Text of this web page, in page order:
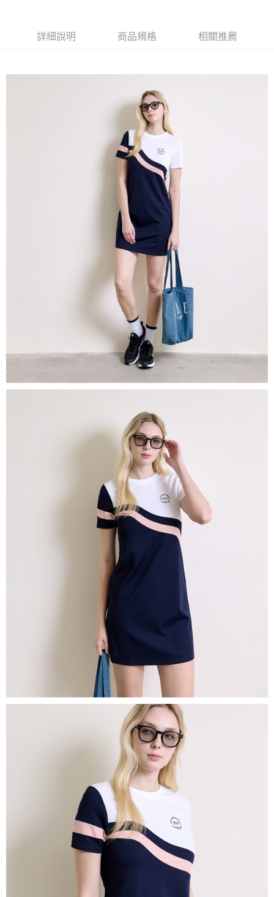
萊爾富取貨付款
付款後萊爾富取貨
每筆NT$60，滿NT$1,500(含以上)免運費
每筆NT$60，滿NT$1,500(含以上)免運費
每筆NT$60，滿NT$1,500(含以上)免運費
每筆NT$90，滿NT$1,500(含以上)免運費
每筆NT$225，滿NT$1,500(含以上)免運費
詳細說明 商品規格 相關推薦